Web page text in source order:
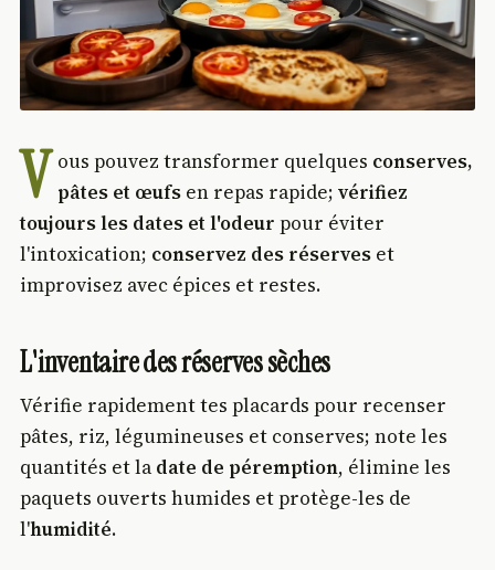
V ous pouvez transformer quelques conserves,
pâtes et œufs en repas rapide;vérifiez
toujours les dates et l'odeur pour éviter
l'intoxication; conservez des réserves et
improvisez avec épices et restes.
L'inventaire des réserves sèches
Vérifie rapidement tes placards pour recenser
pâtes, riz, légumineuses et conserves; note les
quantités et la date de péremption, élimine les
paquets ouverts humides et protège-les de
l'humidité.